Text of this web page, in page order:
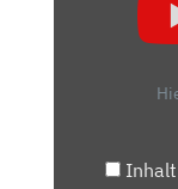
EINPACKEN!
Inhalt